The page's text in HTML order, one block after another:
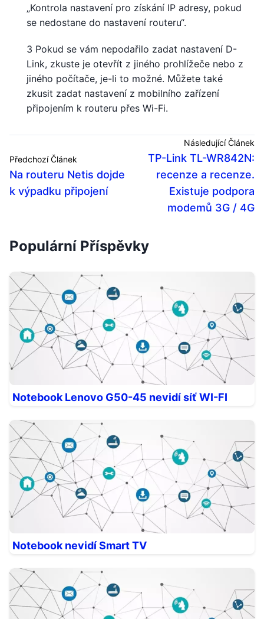
„Kontrola nastavení pro získání IP adresy, pokud
se nedostane do nastavení routeru“.
3 Pokud se vám nepodařilo zadat nastavení D-
Link, zkuste je otevřít z jiného prohlížeče nebo z
jiného počítače, je-li to možné. Můžete také
zkusit zadat nastavení z mobilního zařízení
připojením k routeru přes Wi-Fi.
Předchozí Článek
Na routeru Netis dojde
k výpadku připojení
Následující Článek
TP-Link TL-WR842N:
recenze a recenze.
Existuje podpora
modemů 3G / 4G
Populární Příspěvky
Notebook Lenovo G50-45 nevidí síť WI-FI
Notebook nevidí Smart TV